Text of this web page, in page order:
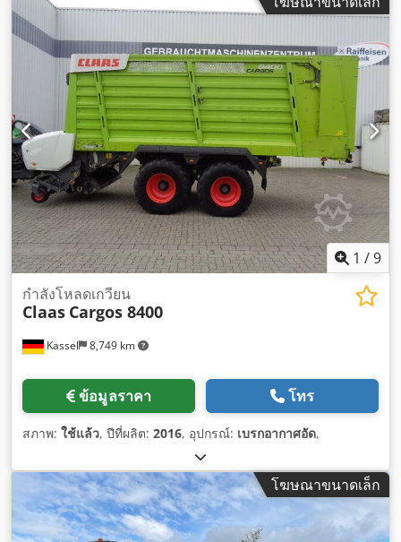
1 /9
Kassel 8,749 km
กำลังโหลดเกวียน
Claas Cargos 8400
ข้อมูลราคา โทร
สภาพ: ใช้แล้ว, ปีที่ผลิต: 2016, อุปกรณ์: เบรกอากาศอัด,
โฆษณาขนาดเล็ก